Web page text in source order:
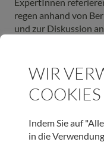
regen anhand von
und zur Diskussion
Thema
SCHLAGWORTE
WIR
COOKIES
Indem Sie auf
in die